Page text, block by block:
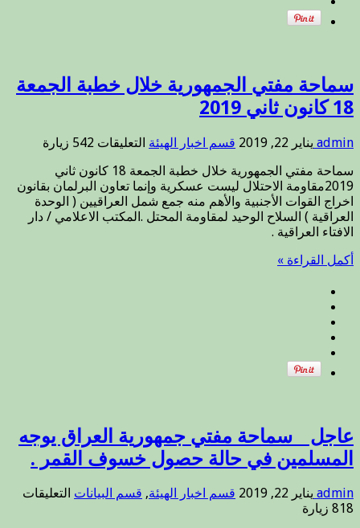
سماحة مفتي الجمهورية خلال خطبة الجمعة
18 كانون ثاني 2019
admin يناير 22, 2019 قسم اخبار الهيئة التعليقات على
مفتي
الجمهورية
خلال
خطبة
542 زيارة
سماحة مفتي الجمهورية خلال خطبة الجمعة 18 كانون ثاني
2019مقاومة الاحتلال ليست عسكرية وإنما تعاون البرلمان بقانون
اخراج القوات الأجنبية والأهم منه جمع شمل العراقيين ( الوحدة
العراقية ) السلاح الوحيد لمقاومة المحتل .المكتب الاعلامي / دار
الافتاء العراقية .
أكمل القراءة »
عاجل _ سماحة مفتي جمهورية العراق يوجه
المسلمين في حالة حصول خسوف القمر .
admin يناير 22, 2019 قسم اخبار الهيئة, قسم البيانات التعليقات
818 زيارة